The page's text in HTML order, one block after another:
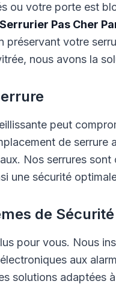
ou votre porte est
Serrurier Pas Cher
votre
nous avons la
peut
de serrure
Nos serrures
une sécurité
de Sécurité
pour vous. Nous
aux
solutions adaptées